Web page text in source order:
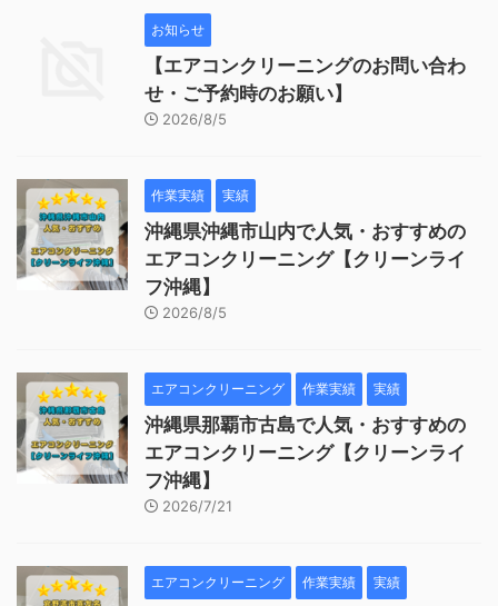
お知らせ
【エアコンクリーニングのお問い合わ
せ・ご予約時のお願い】
2026/8/5
作業実績 実績
沖縄県沖縄市山内で人気・おすすめの
エアコンクリーニング【クリーンライ
フ沖縄】
2026/8/5
エアコンクリーニング 作業実績 実績
沖縄県那覇市古島で人気・おすすめの
エアコンクリーニング【クリーンライ
フ沖縄】
2026/7/21
エアコンクリーニング 作業実績 実績